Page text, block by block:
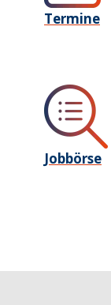
Termine
Jobbörse